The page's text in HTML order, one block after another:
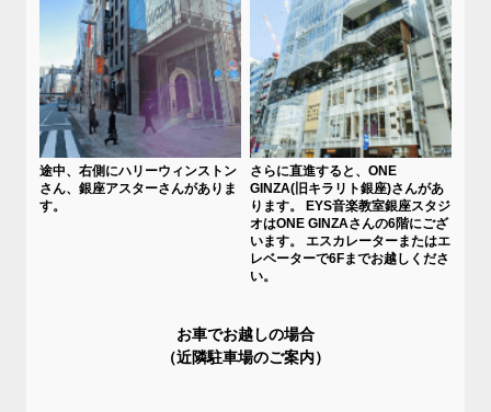
途中、右側にハリーウィンストン
さん、銀座アスターさんがありま
す。
さらに直進すると、ONE
GINZA(旧キラリト銀座)さんがあ
ります。 EYS音楽教室銀座スタジ
オはONE GINZAさんの6階にござ
います。 エスカレーターまたはエ
レベーターで6Fまでお越しくださ
い。
お車でお越しの場合
（近隣駐車場のご案内）